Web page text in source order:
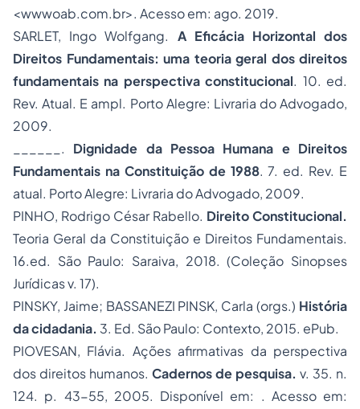
<wwwoab.com.br>. Acesso em: ago. 2019.
SARLET, Ingo Wolfgang. A Eficácia Horizontal dos
Direitos Fundamentais: uma teoria geral dos direitos
fundamentais na perspectiva constitucional. 10. ed.
Rev. Atual. E ampl. Porto Alegre: Livraria do Advogado,
2009.
______. Dignidade da Pessoa Humana e Direitos
Fundamentais na Constituiçãode 1988. 7. ed. Rev. E
atual. Porto Alegre: Livraria do Advogado, 2009.
PINHO, Rodrigo César Rabello. Direito Constitucional.
Teoria Geral da Constituição e Direitos Fundamentais.
16.ed. São Paulo: Saraiva, 2018. (Coleção Sinopses
Jurídicas v. 17).
PINSKY, Jaime; BASSANEZI PINSK, Carla (orgs.) História
da cidadania. 3. Ed. São Paulo: Contexto, 2015. ePub.
PIOVESAN, Flávia. Ações afirmativas da perspectiva
dos direitos humanos. Cadernos de pesquisa. v. 35. n.
124. p. 43-55, 2005. Disponível em: . Acesso em: